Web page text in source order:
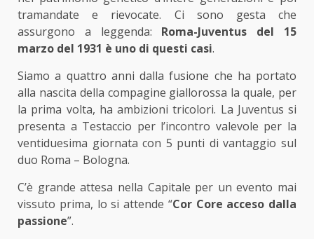
tramandate e rievocate. Ci sono gesta che
assurgono a leggenda: Roma-Juventus del 15
marzo del 1931 è uno di questi casi.
Siamo a quattro anni dalla fusione che ha portato
alla nascita della compagine giallorossa la quale, per
la prima volta, ha ambizioni tricolori. La Juventus si
presenta a Testaccio per l’incontro valevole per la
ventiduesima giornata con 5 punti di vantaggio sul
duo Roma – Bologna.
C’è grande attesa nella Capitale per un evento mai
vissuto prima, lo si attende “Cor Core acceso dalla
passione”.